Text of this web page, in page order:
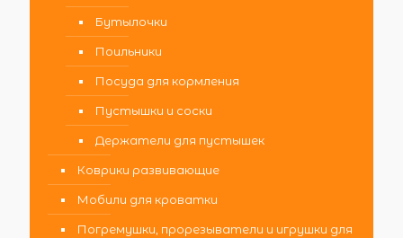
Бутылочки
Поильники
Посуда для кормления
Пустышки и соски
Держатели для пустышек
Коврики развивающие
Мобили для кроватки
Погремушки, прорезыватели и игрушки для